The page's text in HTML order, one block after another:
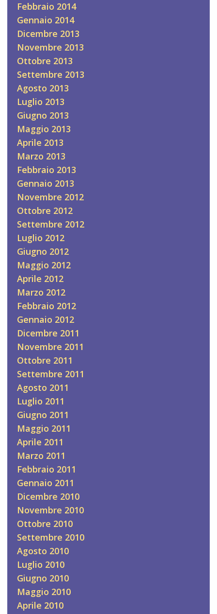
Febbraio 2014
Gennaio 2014
Dicembre 2013
Novembre 2013
Ottobre 2013
Settembre 2013
Agosto 2013
Luglio 2013
Giugno 2013
Maggio 2013
Aprile 2013
Marzo 2013
Febbraio 2013
Gennaio 2013
Novembre 2012
Ottobre 2012
Settembre 2012
Luglio 2012
Giugno 2012
Maggio 2012
Aprile 2012
Marzo 2012
Febbraio 2012
Gennaio 2012
Dicembre 2011
Novembre 2011
Ottobre 2011
Settembre 2011
Agosto 2011
Luglio 2011
Giugno 2011
Maggio 2011
Aprile 2011
Marzo 2011
Febbraio 2011
Gennaio 2011
Dicembre 2010
Novembre 2010
Ottobre 2010
Settembre 2010
Agosto 2010
Luglio 2010
Giugno 2010
Maggio 2010
Aprile 2010